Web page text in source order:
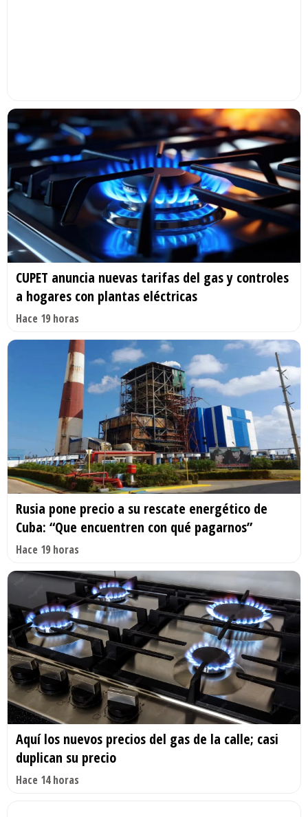
CUPET anuncia nuevas tarifas del gas y controles
a hogares con plantas eléctricas
Hace 19 horas
Rusia pone precio a su rescate energético de
Cuba: “Que encuentren con qué pagarnos”
Hace 19 horas
Aquí los nuevos precios del gas de la calle; casi
duplican su precio
Hace 14 horas